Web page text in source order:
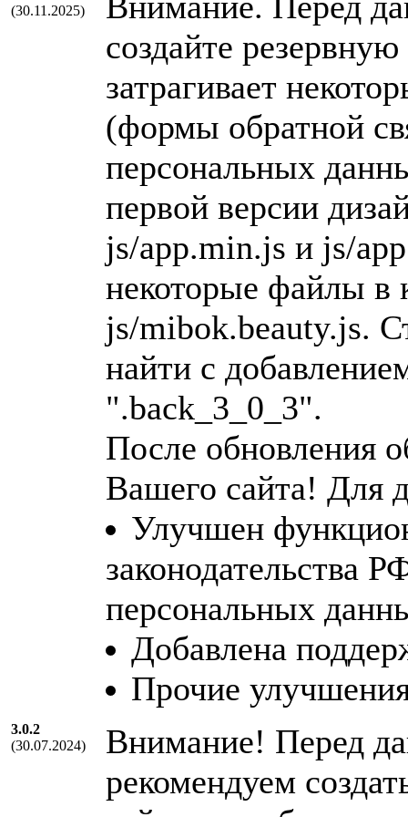
(30.11.2025)
создайте
затрагивает
(формы обратной
персональных
первой версии
js/app.min.js и js/
некоторые файлы в
js/mibok.beauty.js.
найти с
".back_3_0_3".
После обновления
Вашего сайта! Для
Улучшен
законодательства
персональных
Добавлена
Прочие
3.0.2
(30.07.2024)
Внимание! Перед
рекомендуем